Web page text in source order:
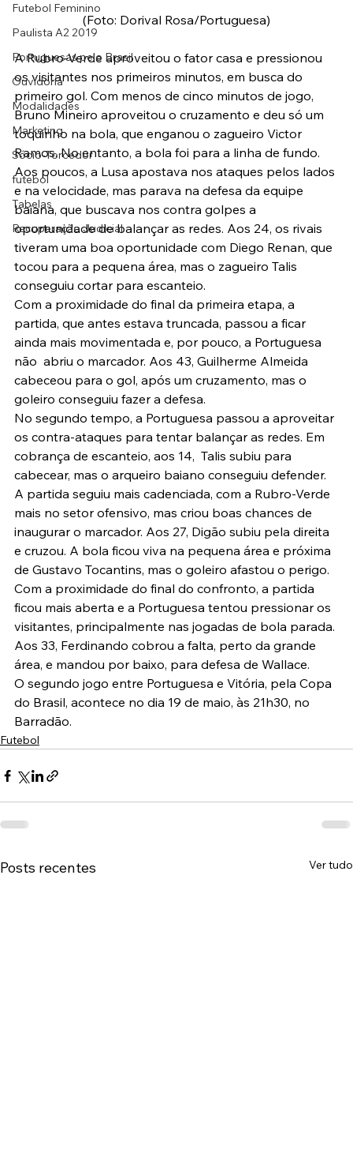
Futebol Feminino
Paulista A2 2019
Portuguesas pelo Brasil
Ouvidoria
Modalidades
Marketing
Sócio-Torcedor
futebol
Tabelas
Recuperação Judicial
(Foto: Dorival Rosa/Portuguesa)
A Rubro-Verde aproveitou o fator casa e pressionou
os visitantes nos primeiros minutos, em busca do
primeiro gol. Com menos de cinco minutos de jogo,
Bruno Mineiro aproveitou o cruzamento e deu só um
toquinho na bola, que enganou o zagueiro Victor
Ramos. No entanto, a bola foi para a linha de fundo.
Aos poucos, a Lusa apostava nos ataques pelos lados
e na velocidade, mas parava na defesa da equipe
baiana, que buscava nos contra golpes a
oportunidade de balançar as redes. Aos 24, os rivais
tiveram uma boa oportunidade com Diego Renan, que
tocou para a pequena área, mas o zagueiro Talis
conseguiu cortar para escanteio.
Com a proximidade do final da primeira etapa, a
partida, que antes estava truncada, passou a ficar
ainda mais movimentada e, por pouco, a Portuguesa
não  abriu o marcador. Aos 43, Guilherme Almeida
cabeceou para o gol, após um cruzamento, mas o
goleiro conseguiu fazer a defesa.
No segundo tempo, a Portuguesa passou a aproveitar
os contra-ataques para tentar balançar as redes. Em
cobrança de escanteio, aos 14,  Talis subiu para
cabecear, mas o arqueiro baiano conseguiu defender.
A partida seguiu mais cadenciada, com a Rubro-Verde
mais no setor ofensivo, mas criou boas chances de
inaugurar o marcador. Aos 27, Digão subiu pela direita
e cruzou. A bola ficou viva na pequena área e próxima
de Gustavo Tocantins, mas o goleiro afastou o perigo.
Com a proximidade do final do confronto, a partida
ficou mais aberta e a Portuguesa tentou pressionar os
visitantes, principalmente nas jogadas de bola parada.
Aos 33, Ferdinando cobrou a falta, perto da grande
área, e mandou por baixo, para defesa de Wallace.
O segundo jogo entre Portuguesa e Vitória, pela Copa
do Brasil, acontece no dia 19 de maio, às 21h30, no
Barradão.
Futebol
Posts recentes Ver tudo